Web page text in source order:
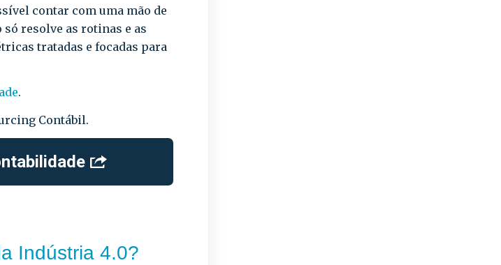
contar com uma mão de
resolve as rotinas e as
tratadas e focadas para
.
Contábil.
Indústria 4.0?